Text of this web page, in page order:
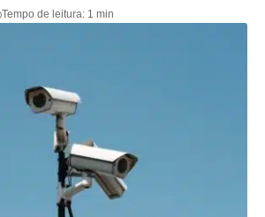
Tempo de leitura: 1 min